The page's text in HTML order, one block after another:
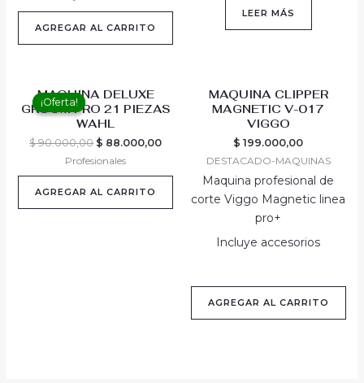
AGREGAR AL CARRITO
LEER MÁS
¡Oferta!
¡Oferta!
MAQUINA DELUXE
GROOM PRO 21 PIEZAS
WAHL
$90.000,00
price
was:
$ 90.000,00.
$ 88.000,00
is:
Profesionales
AGREGAR AL CARRITO
MAQUINA CLIPPER
MAGNETIC V-017
VIGGO
$ 199.000,00
DESTACADO-MAQUINAS
Maquina profesional de
corte Viggo Magnetic linea
pro+
Incluye accesorios
AGREGAR AL CARRITO